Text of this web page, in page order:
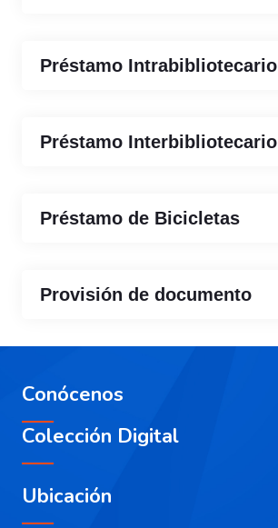
Préstamo Intrabibliotecario
Préstamo Interbibliotecario
Préstamo de Bicicletas
Provisión de documento
Conócenos
Colección Digital
Ubicación